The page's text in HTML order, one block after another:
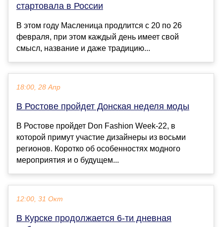
стартовала в России
В этом году Масленица продлится с 20 по 26
февраля, при этом каждый день имеет свой
смысл, название и даже традицию...
18:00, 28 Апр
В Ростове пройдет Донская неделя моды
В Ростове пройдет Don Fashion Week-22, в
которой примут участие дизайнеры из восьми
регионов. Коротко об особенностях модного
мероприятия и о будущем...
12:00, 31 Окт
В Курске продолжается 6-ти дневная